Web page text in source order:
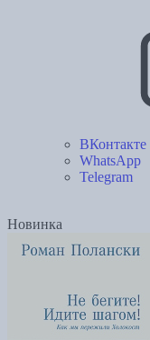
ВКонтакте
WhatsApp
Telegram
Новинка